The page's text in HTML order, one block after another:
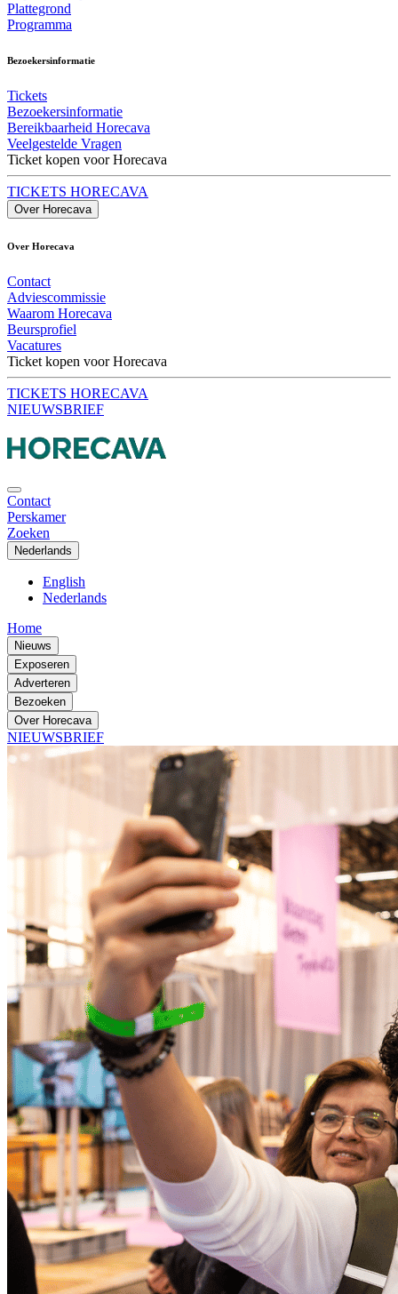
Plattegrond
Programma
Bezoekersinformatie
Tickets
Bezoekersinformatie
Bereikbaarheid Horecava
Veelgestelde Vragen
Ticket kopen voor Horecava
TICKETS HORECAVA
Over Horecava
Over Horecava
Contact
Adviescommissie
Waarom Horecava
Beursprofiel
Vacatures
Ticket kopen voor Horecava
TICKETS HORECAVA
NIEUWSBRIEF
Contact
Perskamer
Zoeken
Nederlands
English
Nederlands
Home
Nieuws
Exposeren
Adverteren
Bezoeken
Over Horecava
NIEUWSBRIEF